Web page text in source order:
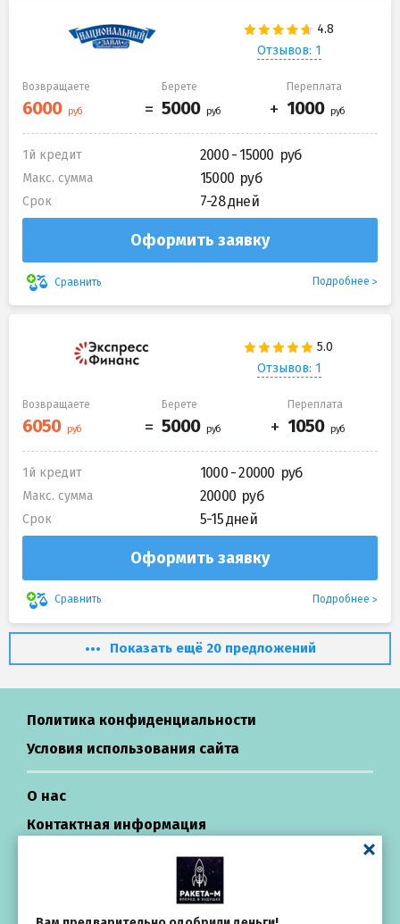
Отзывов: 1
Возвращаете Берете Переплата
1й кредит 2000 - 15000
Макс. сумма 15000
Срок 7-28 дней
Оформить заявку
Сравнить Подробнее
Отзывов: 1
Возвращаете Берете Переплата
1й кредит 1000 - 20000
Макс. сумма 20000
Срок 5-15 дней
Оформить заявку
Сравнить Подробнее
Показать ещё 20 предложений
Политика конфиденциальности
Условия использования сайта
О нас
Контактная информация